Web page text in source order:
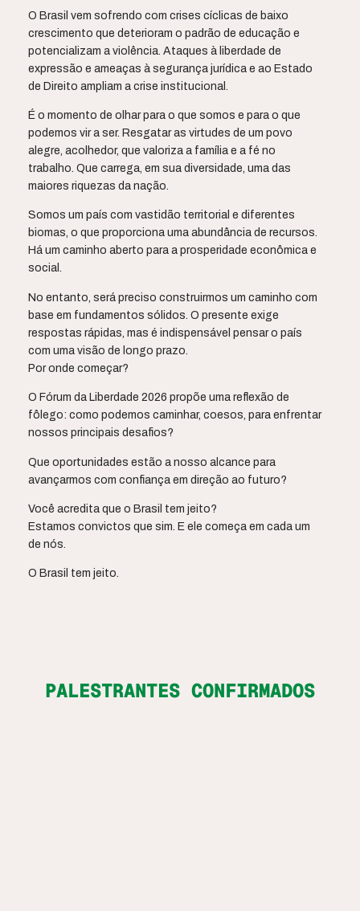
O Brasil vem sofrendo com crises cíclicas de baixo
crescimento que deterioram o padrão de educação e
potencializam a violência. Ataques à liberdade de
expressão e ameaças à segurança jurídica e ao Estado
de Direito ampliam a crise institucional.
É o momento de olhar para o que somos e para o que
podemos vir a ser. Resgatar as virtudes de um povo
alegre, acolhedor, que valoriza a família e a fé no
trabalho. Que carrega, em sua diversidade, uma das
maiores riquezas da nação.
Somos um país com vastidão territorial e diferentes
biomas, o que proporciona uma abundância de recursos.
Há um caminho aberto para a prosperidade econômica e
social.
No entanto, será preciso construirmos um caminho com
base em fundamentos sólidos. O presente exige
respostas rápidas, mas é indispensável pensar o país
com uma visão de longo prazo.
Por onde começar?
O Fórum da Liberdade 2026 propõe uma reflexão de
fôlego: como podemos caminhar, coesos, para enfrentar
nossos principais desafios?
Que oportunidades estão a nosso alcance para
avançarmos com confiança em direção ao futuro?
Você acredita que o Brasil tem jeito?
Estamos convictos que sim. E ele começa em cada um
de nós.
O Brasil tem jeito.
PALESTRANTES CONFIRMADOS